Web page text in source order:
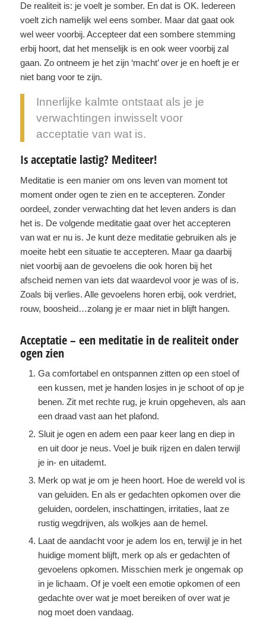
De realiteit is: je voelt je somber. En dat is OK. Iedereen
voelt zich namelijk wel eens somber. Maar dat gaat ook
wel weer voorbij. Accepteer dat een sombere stemming
erbij hoort, dat het menselijk is en ook weer voorbij zal
gaan. Zo ontneem je het zijn ‘macht’ over je en hoeft je er
niet bang voor te zijn.
Innerlijke kalmte ontstaat als je je
verwachtingen inwisselt voor
acceptatie van wat is.
Is acceptatie lastig? Mediteer!
Meditatie is een manier om ons leven van moment tot
moment onder ogen te zien en te accepteren. Zonder
oordeel, zonder verwachting dat het leven anders is dan
het is. De volgende meditatie gaat over het accepteren
van wat er nu is. Je kunt deze meditatie gebruiken als je
moeite hebt een situatie te accepteren. Maar ga daarbij
niet voorbij aan de gevoelens die ook horen bij het
afscheid nemen van iets dat waardevol voor je was of is.
Zoals bij verlies. Alle gevoelens horen erbij, ook verdriet,
rouw, boosheid…zolang je er maar niet in blijft hangen.
Acceptatie – een meditatie in de realiteit onder
ogen zien
Ga comfortabel en ontspannen zitten op een stoel of
een kussen, met je handen losjes in je schoot of op je
benen. Zit met rechte rug, je kruin opgeheven, als aan
een draad vast aan het plafond.
Sluit je ogen en adem een paar keer lang en diep in
en uit door je neus. Voel je buik rijzen en dalen terwijl
je in- en uitademt.
Merk op wat je om je heen hoort. Hoe de wereld vol is
van geluiden. En als er gedachten opkomen over die
geluiden, oordelen, inschattingen, irritaties, laat ze
rustig wegdrijven, als wolkjes aan de hemel.
Laat de aandacht voor je adem los en, terwijl je in het
huidige moment blijft, merk op als er gedachten of
gevoelens opkomen. Misschien merk je ongemak op
in je lichaam. Of je voelt een emotie opkomen of een
gedachte over wat je moet bereiken of over wat je
nog moet doen vandaag.